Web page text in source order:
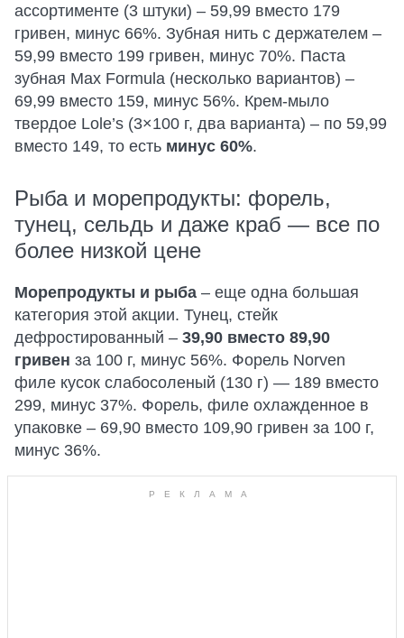
ассортименте (3 штуки) – 59,99 вместо 179
гривен, минус 66%. Зубная нить с держателем –
59,99 вместо 199 гривен, минус 70%. Паста
зубная Max Formula (несколько вариантов) –
69,99 вместо 159, минус 56%. Крем-мыло
твердое Lole’s (3×100 г, два варианта) – по 59,99
вместо 149, то есть минус 60%.
Рыба и морепродукты: форель,
тунец, сельдь и даже краб — все по
более низкой цене
Морепродукты и рыба – еще одна большая
категория этой акции. Тунец, стейк
дефростированный – 39,90 вместо 89,90
гривен за 100 г, минус 56%. Форель Norven
филе кусок слабосоленый (130 г) — 189 вместо
299, минус 37%. Форель, филе охлажденное в
упаковке – 69,90 вместо 109,90 гривен за 100 г,
минус 36%.